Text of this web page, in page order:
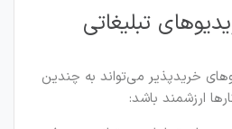
تبلیغاتی
خریدپذیر می‌تواند به چندین
ارزشمند باشد: